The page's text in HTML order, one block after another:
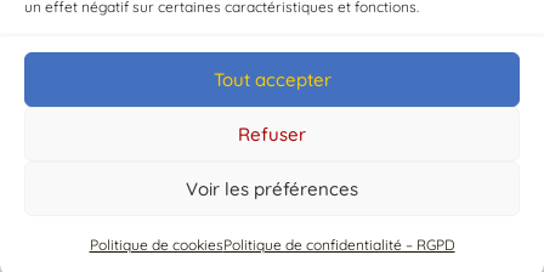
un effet négatif sur certaines caractéristiques et fonctions.
Tout accepter
Refuser
Voir les préférences
Politique de cookiesPolitique de confidentialité – RGPD
© Mairie de Chaource [2004-2024] | Tous droits réservés.
Developed byWEB3-DESIGN